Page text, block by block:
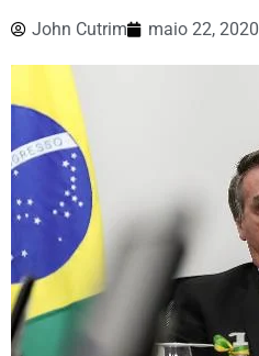
John Cutrim maio 22, 2020